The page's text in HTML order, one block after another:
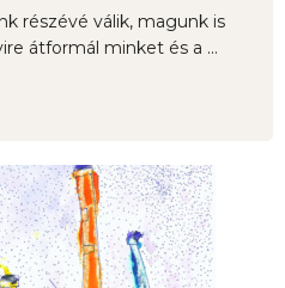
részévé válik, magunk is
átformál minket és a ...